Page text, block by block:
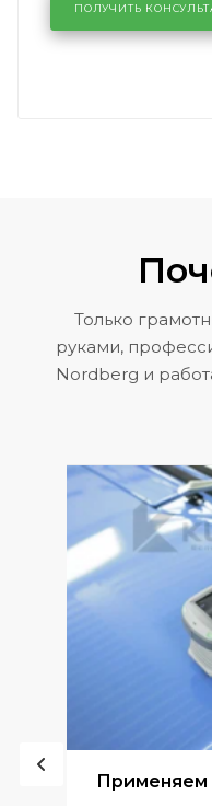
кузовном
KUTUZOVV
ПОЛУЧИТЬ
Только
руками,
Nordberg и